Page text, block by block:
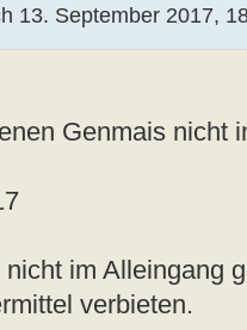
13. September 2017,
Genmais nicht
im Alleingang
verbieten.